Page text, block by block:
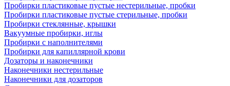
Пробирки пластиковые пустые нестерильные, пробки
Пробирки пластиковые пустые стерильные, пробки
Пробирки стеклянные, крышки
Вакуумные пробирки, иглы
Пробирки с наполнителями
Пробирки для капиллярной крови
Дозаторы и наконечники
Наконечники нестерильные
Наконечники для дозаторов